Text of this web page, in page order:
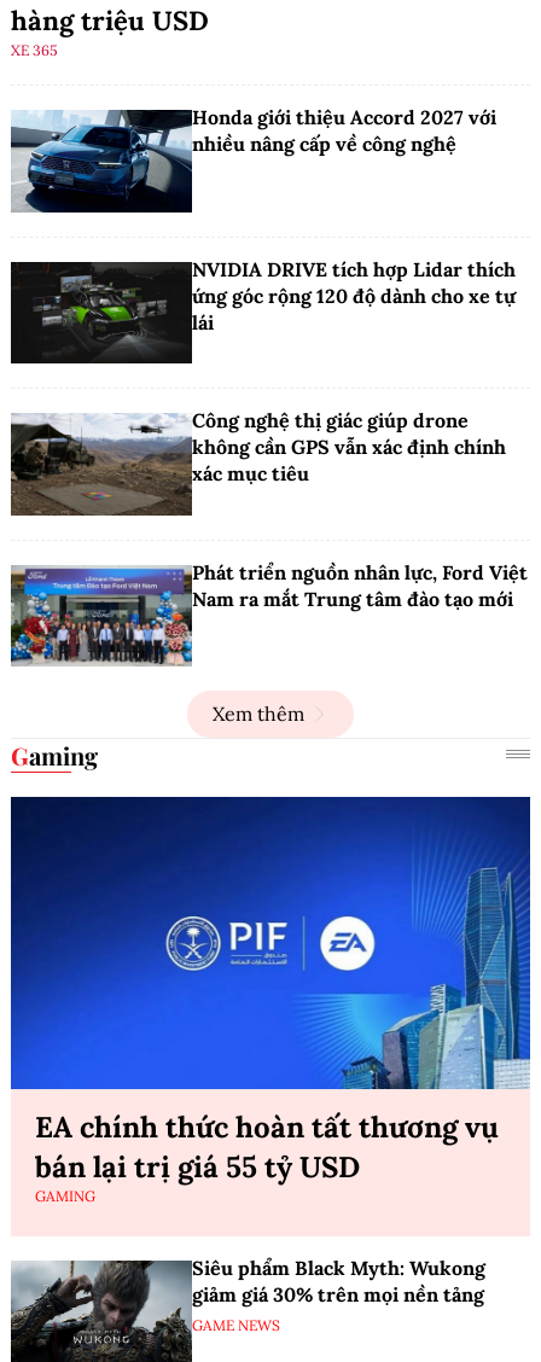
hàng triệu USD
XE 365
Honda giới thiệu Accord 2027 với
nhiều nâng cấp về công nghệ
NVIDIA DRIVE tích hợp Lidar thích
ứng góc rộng 120 độ dành cho xe tự
lái
Công nghệ thị giác giúp drone
không cần GPS vẫn xác định chính
xác mục tiêu
Phát triển nguồn nhân lực, Ford Việt
Nam ra mắt Trung tâm đào tạo mới
Xem thêm
Gaming
EA chính thức hoàn tất thương vụ
bán lại trị giá 55 tỷ USD
GAMING
Siêu phẩm Black Myth: Wukong
giảm giá 30% trên mọi nền tảng
GAME NEWS